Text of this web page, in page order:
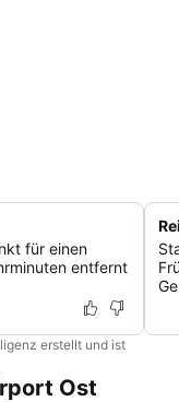
für einen
entfernt
erstellt und ist
Ost